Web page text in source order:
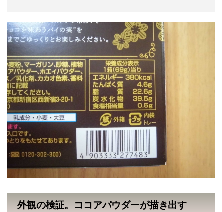
外観の検証。ココアパウダーが描き出す